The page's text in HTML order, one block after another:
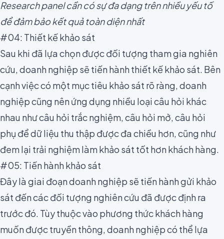
Research panel cần có sự đa dạng trên nhiều yếu tố
để đảm bảo kết quả toàn diện nhất
#04: Thiết kế khảo sát
Sau khi đã lựa chọn được đối tượng tham gia nghiên
cứu, doanh nghiệp sẽ tiến hành thiết kế khảo sát. Bên
cạnh việc có một mục tiêu khảo sát rõ ràng, doanh
nghiệp cũng nên ứng dụng nhiều loại câu hỏi khác
nhau như câu hỏi trắc nghiệm, câu hỏi mở,câu hỏi
phụ để dữ liệu thu thập được đa chiều hơn, cũng như
đem lại trải nghiệm làm khảo sát tốt hơn khách hàng.
#05: Tiến hành khảo sát
Đây là giai đoạn doanh nghiệp sẽ tiến hành gửi khảo
sát đến các đối tượng nghiên cứu đã được định ra
trước đó. Tùy thuộc vào phương thức khách hàng
muốn được truyền thông, doanh nghiệp có thể lựa